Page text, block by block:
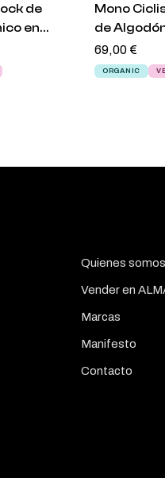
de
en
Mono
de
Negro –
69,00€
ORGANIC
Quienes somos
Vender en
Marcas
Manifesto
Contacto